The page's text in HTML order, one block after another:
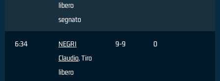
libero
segnato
6:34
NEGRI
Claudio, Tiro
libero
9-9 0